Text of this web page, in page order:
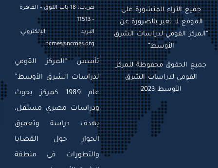
ص.ب: 18 باب اللوق – القاهرة
– 11513
البريد الإلكتروني:
ncmes@ncmes.org
تأسس “المركز القومي
لدراسات الشرق الأوسط”
عام 1989 كمركز بحوث
ودراسات مصري مستقل،
بهدف دراسة وتعميق
الحوار حول القضايا
والتطورات في منطقة
جميع الآراء المنشورة على
الموقع لا تعبر بالضرورة عن
“المركز القومي لدراسات الشرق
الأوسط”
جميع الحقوق محفوظة للمركز
القومي لدراسات الشرق
الأوسط 2023